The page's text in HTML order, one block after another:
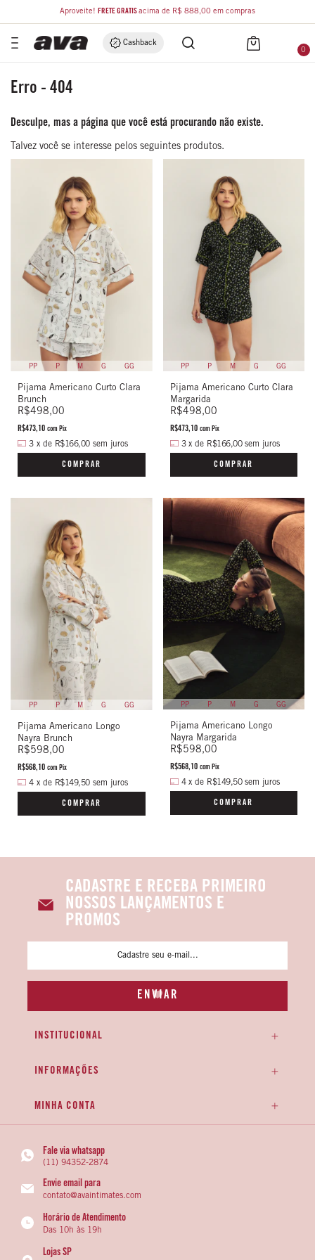
Aproveite! FRETE GRÁTISacima de R$ 888,00 em compras
Cashback
0
Erro - 404
Desculpe, mas a página que você está procurando não existe.
Talvez você se interesse pelos seguintes produtos.
PP P M G GG
Pijama Americano Curto Clara
Brunch
R$498,00
R$473,10 com Pix
3 x de R$166,00 sem juros
COMPRAR
PP P M G GG
Pijama Americano Curto Clara
Margarida
R$498,00
R$473,10 com Pix
3 x de R$166,00 sem juros
COMPRAR
PP P M G GG
Pijama Americano Longo
Nayra Brunch
R$598,00
R$568,10 com Pix
4 x de R$149,50 sem juros
COMPRAR
PP P M G GG
Pijama Americano Longo
Nayra Margarida
R$598,00
R$568,10 com Pix
4 x de R$149,50 sem juros
COMPRAR
CADASTRE E RECEBA PRIMEIRO
NOSSOS LANÇAMENTOS E
PROMOS
INSTITUCIONAL
INFORMAÇÕES
MINHA CONTA
Fale via whatsapp
(11) 94352-2874
Envie email para
contato@avaintimates.com
Horário de Atendimento
Das 10h às 19h
Lojas SP